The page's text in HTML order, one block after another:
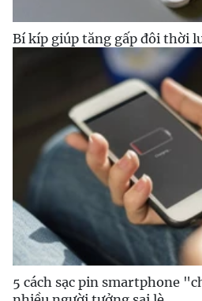
Bí kíp giúp tăng gấp đôi thời
5 cách sạc pin smartphone